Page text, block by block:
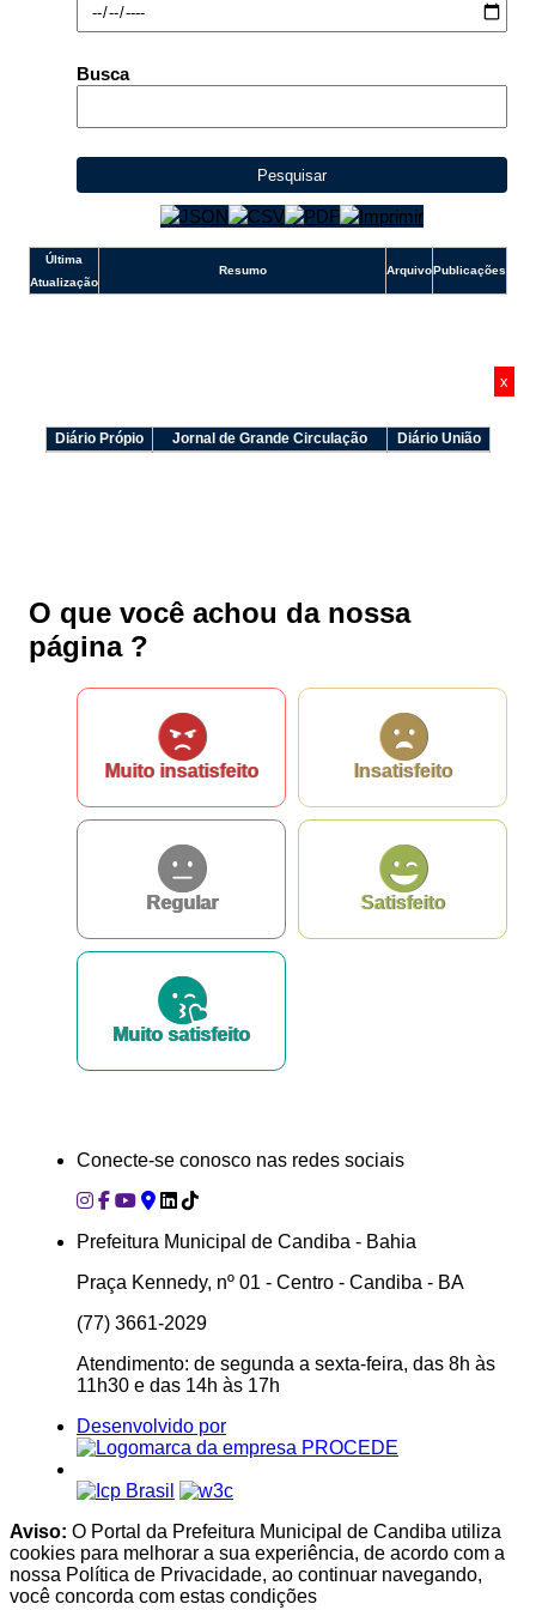
Busca
Pesquisar
Última
Atualização
Resumo ArquivoPublicações
x
Diário Própio Jornal de Grande Circulação Diário União
O que você achou da nossa
página ?
Muito insatisfeito Insatisfeito
Regular Satisfeito
Muito satisfeito
Conecte-se conosco nas redes sociais
Prefeitura Municipal de Candiba - Bahia
Praça Kennedy, nº 01 - Centro - Candiba - BA
(77) 3661-2029
Atendimento: de segunda a sexta-feira, das 8h às
11h30 e das 14h às 17h
Desenvolvido por
Aviso: O Portal da Prefeitura Municipal de Candiba utiliza
cookies para melhorar a sua experiência, de acordo com a
nossa Política de Privacidade, ao continuar navegando,
você concorda com estas condições